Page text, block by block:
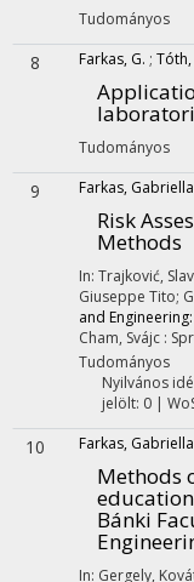
Tudományos
8 Farkas, G. ; Tóth,
Tudományos
9 Farkas, Gabriella
Risk
Methods
In: Trajković,
Giuseppe Tito;
and
Cham, Svájc :
Tudományos
Nyilvános
jelölt: 0 |
10 Farkas, Gabriella
Methods
Bánki
In: Gergely,